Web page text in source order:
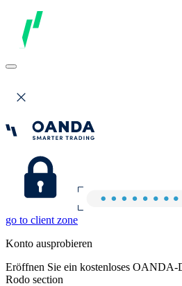
go to client zone
Konto ausprobieren
Eröffnen Sie ein kostenloses OANDA-
Rodo section